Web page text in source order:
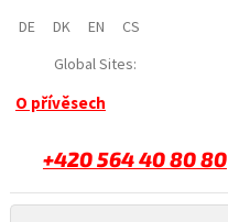
DE DK EN
CS
Global Sites:
O přívěsech
+420 564 40 80 80